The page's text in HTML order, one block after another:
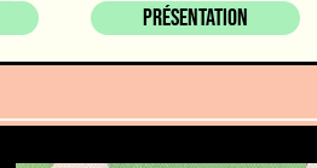
Présentation